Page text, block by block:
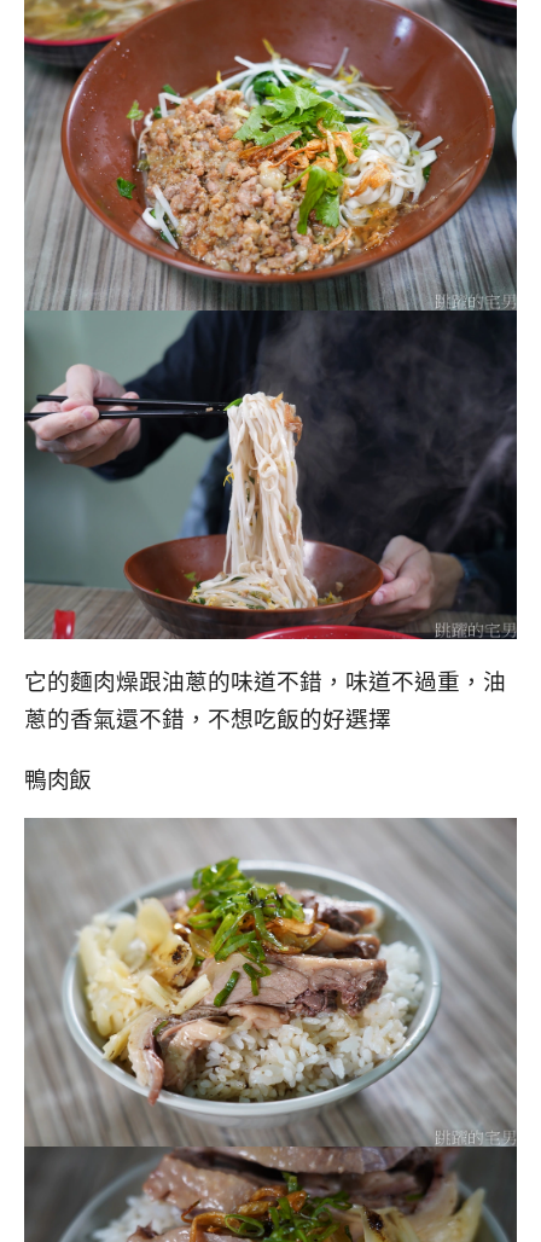
它的麵肉燥跟油蔥的味道不錯，味道不過重，油
蔥的香氣還不錯，不想吃飯的好選擇
鴨肉飯